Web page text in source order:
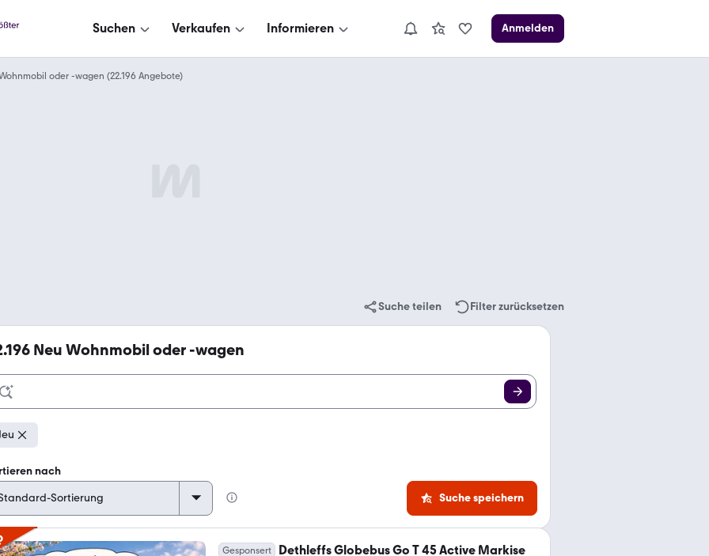
Suchen Verkaufen Informieren Anmelden
oder -wagen (22.196 Angebote)
Suche teilen Filter zurücksetzen
Neu Wohnmobil oder -wagen
nach
Suche speichern
Gesponsert
Dethleffs Globebus Go T 45 Active Markise